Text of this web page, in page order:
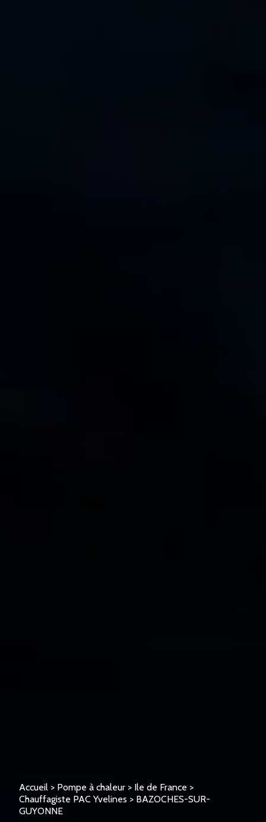
Accueil > Pompe à chaleur > Ile de France >
Chauffagiste PAC Yvelines > BAZOCHES-SUR-
GUYONNE